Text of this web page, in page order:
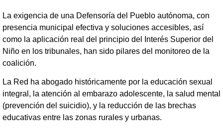
La exigencia de una Defensoría del Pueblo autónoma, con
presencia municipal efectiva y soluciones accesibles, así
como la aplicación real del principio del Interés Superior del
Niño en los tribunales, han sido pilares del monitoreo de la
coalición.
La Red ha abogado históricamente por la educación sexual
integral, la atención al embarazo adolescente, la salud mental
(prevención del suicidio), y la reducción de las brechas
educativas entre las zonas rurales y urbanas.